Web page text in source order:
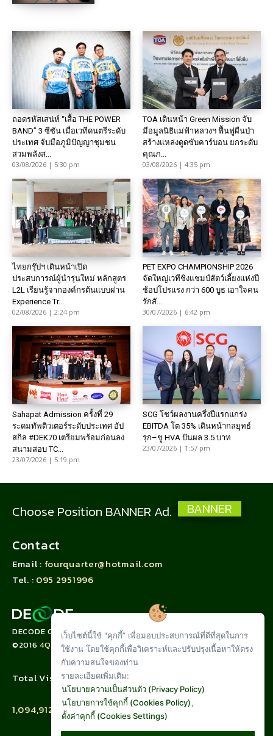
ถอดรหัสเสน่ห์ “เสื้อ THE POWER
BAND” 3 ซีซัน เมื่อเวทีดนตรีระดับ
ประเทศ จับมือภูมิปัญญาชุมชน
สวมพลังส...
03/08/2026 | 5:30 pm
TOA เดินหน้า Green Mission จับ
มือมูลนิธิแม่ฟ้าหลวงฯ ฟื้นฟูผืนป่า
สร้างแหล่งดูดซับคาร์บอน ยกระดับ
คุณภ...
03/08/2026 | 4:35 pm
ไทยกรุ๊ปฯ เดินหน้าเปิด
ประสบการณ์ผู้นำรุ่นใหม่ หลักสูตร
L2L เรียนรู้จากองค์กรต้นแบบผ่าน
Experience Tr...
02/08/2026 | 2:24 pm
PET EXPO CHAMPIONSHIP 2026
จัดใหญ่เวทีชิงแชมป์สัตว์เลี้ยงแห่งปี
ช้อปโปรแรง กว่า 600 บูธ เอาใจคน
รักสั...
30/07/2026 | 6:42 pm
Sahapat Admission ครั้งที่ 29
ระดมทัพติวเตอร์ระดับประเทศ อัป
สกิล #DEK70 เตรียมพร้อมก่อนลง
สนามสอบ TC...
23/07/2026 | 5:19 pm
SCG โชว์ผลงานครึ่งปีแรกแกร่ง
EBITDA โต 35% เดินหน้ากลยุทธ์
รุก–ชู HVA ปันผล 3.5 บาท
23/07/2026 | 1:57 pm
Choose Position BANNER Ad. BANNER
Contact
Email : fourquarter@hotmail.com
Tel. : 095 2951996
DECODE CORPORATION LIMITED
©20164QUARTER.CO
Total Visit :
1,094,912
เว็บไซต์นี้ใช้ "คุกกี้” เพื่อมอบประสบการณ์ที่ดีที่สุดในการ
ใช้งาน โดยใช้คุกกี้เพื่อวิเคราะห์และปรับปรุงเนื้อหาให้ตรง
กับความสนใจของท่าน
รายละเอียดเพิ่มเติม:
นโยบายความเป็นส่วนตัว (Privacy Policy)
นโยบายการใช้คุกกี้ (Cookies Policy),
ตั้งค่าคุกกี้ (Cookies Settings)